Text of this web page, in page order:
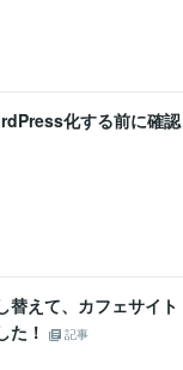
化する前に確認
替えて、カフェサイト
た！
記事